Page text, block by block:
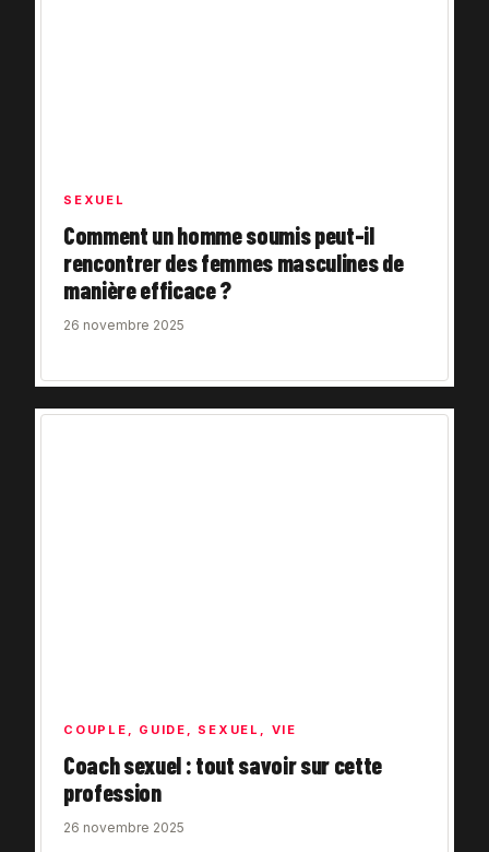
SEXUEL
Comment un homme soumis peut-il
rencontrer des femmes masculines de
manière efficace ?
26 novembre 2025
COUPLE , GUIDE , SEXUEL , VIE
Coach sexuel : tout savoir sur cette
profession
26 novembre 2025